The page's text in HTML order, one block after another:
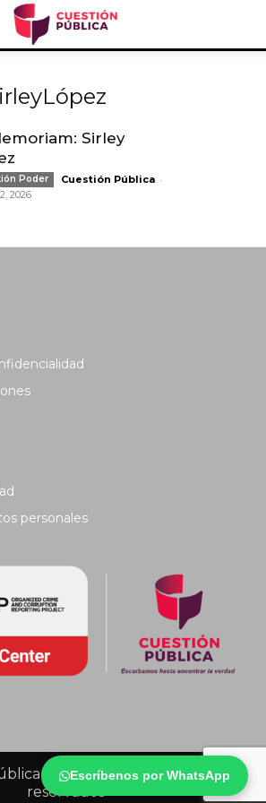
Escríbenos por WhatsApp
Sirley
Poder Cuestión Pública -
2026
personales
2018 - Todos los derechos
reservados